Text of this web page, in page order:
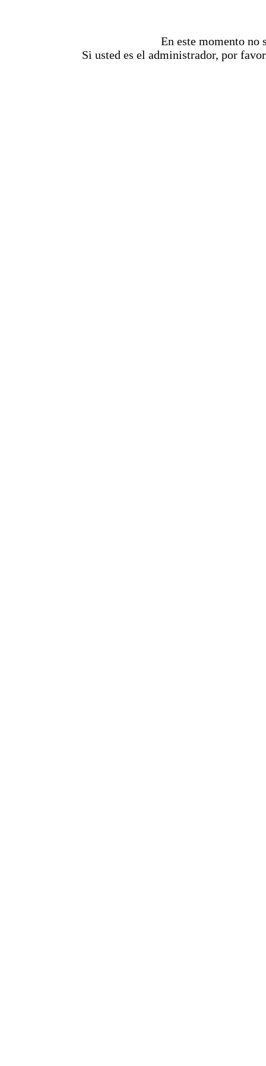
En este momento no
Si usted es el administrador, por